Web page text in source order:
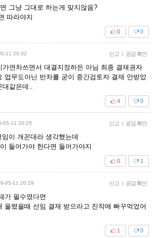
그냥 그대로 하는게 맞지않음?
따라야지
0
0
11 20:32 신고 | 공감 확인
가연차쓰면서 대결지정하든 아님 최종 결재권자
업무도아닌 반차를 굳이 중간검토자 결재 안받았
같은데..
0
4
05-11 20:25 신고 | 공감 확인
이 개꼰대라 생각했는데
들어가야 한다면 들어가야지
1
0
05-11 20:29 신고 | 공감 확인
가 필수였다면
올렸을때 선임 결재 받으라고 진작에 빠꾸먹었어
0
1